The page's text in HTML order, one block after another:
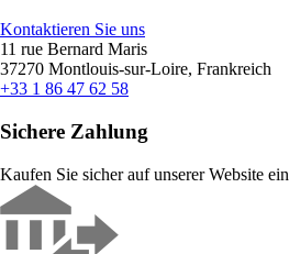
Kontaktieren Sie uns
11 rue Bernard Maris
37270 Montlouis-sur-Loire, Frankreich
+33 1 86 47 62 58
Sichere Zahlung
Kaufen Sie sicher auf unserer Website ein